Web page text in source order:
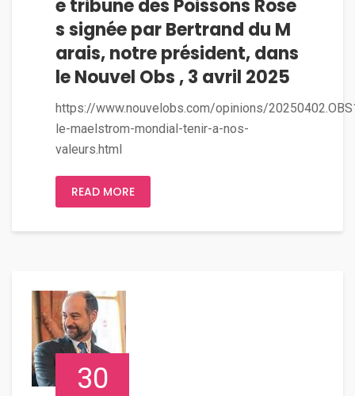
e tribune des Poissons Rose
s signée par Bertrand du M
arais, notre président, dans
le Nouvel Obs , 3 avril 2025
https://www.nouvelobs.com/opinions/
le-maelstrom-mondial-tenir-a-nos-
valeurs.html
READ MORE
30